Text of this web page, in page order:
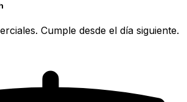
Cumple desde el día siguiente.